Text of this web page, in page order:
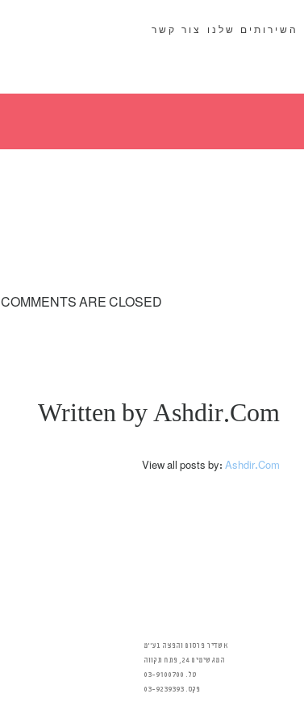
השירותים שלנו צור קשר
COMMENTS ARE CLOSED
Written by Ashdir.com
View all posts by: Ashdir.com
אשדיר פרסום והפצה בע״מ
המגשימים 24, פתח תקווה
טל. 03-9100700
פקס. 03-9239393